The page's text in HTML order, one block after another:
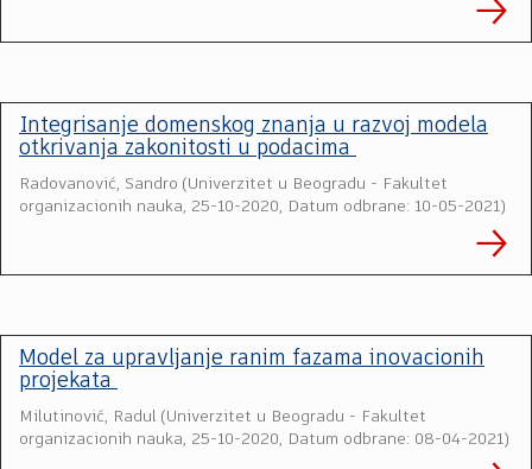
Integrisanje domenskog znanja u razvoj modela
otkrivanja zakonitosti u podacima
Radovanović, Sandro (Univerzitet u Beogradu - Fakultet
organizacionih nauka, 25-10-2020, Datum odbrane: 10-05-2021)
Model za upravljanje ranim fazama inovacionih
projekata
Milutinović, Radul (Univerzitet u Beogradu - Fakultet
organizacionih nauka, 25-10-2020, Datum odbrane: 08-04-2021)